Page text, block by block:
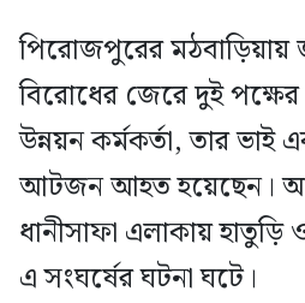
পিরোজপুরের মঠবাড়িয়ায়
বিরোধের জেরে দুই পক্ষের
উন্নয়ন কর্মকর্তা, তার ভাই
আটজন আহত হয়েছেন।
ধানীসাফা এলাকায় হাতুড়ি
এ সংঘর্ষের ঘটনা ঘটে।